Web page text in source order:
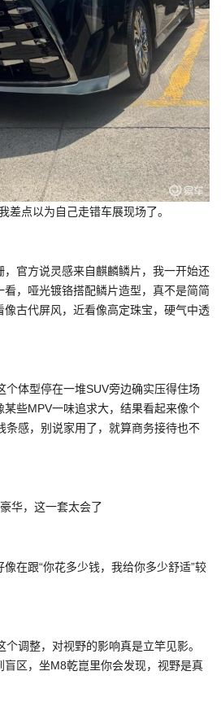
差点以为自己走错车展现场了。
官方说灵感来自麒麟鳞片，我一开始还
，哑光镀铬搭配鳞片造型，真不是简简
古代屏风，近看像高定珠宝，硬气中透
个体型停在一堆SUV旁边确实压得住场
些MPV一味追求大，结果看起来像个
条感，别说家用了，就算商务接待也不
华，这一套太会了
在跟“你花多少钱，我给你多少舒适”较
调整，对视野的影响真是立竿见影。
区，坐M8乾崑里你会发现，视野是真